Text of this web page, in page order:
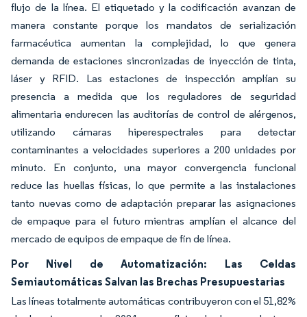
flujo de la línea. El etiquetado y la codificación avanzan de
manera constante porque los mandatos de serialización
farmacéutica aumentan la complejidad, lo que genera
demanda de estaciones sincronizadas de inyección de tinta,
láser y RFID. Las estaciones de inspección amplían su
presencia a medida que los reguladores de seguridad
alimentaria endurecen las auditorías de control de alérgenos,
utilizando cámaras hiperespectrales para detectar
contaminantes a velocidades superiores a 200 unidades por
minuto. En conjunto, una mayor convergencia funcional
reduce las huellas físicas, lo que permite a las instalaciones
tanto nuevas como de adaptación preparar las asignaciones
de empaque para el futuro mientras amplían el alcance del
mercado de equipos de empaque de fin de línea.
Por Nivel de Automatización: Las Celdas
Semiautomáticas Salvan las Brechas Presupuestarias
Las líneas totalmente automáticas contribuyeron con el 51,82%